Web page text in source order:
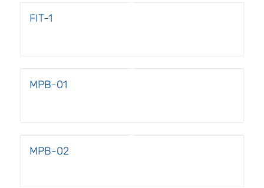
FIT-1
MPB-01
MPB-02